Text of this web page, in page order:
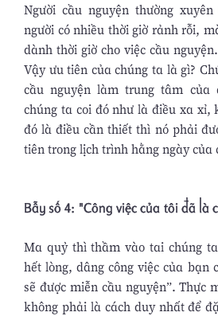
Người cầu nguyện thường
người có nhiều thời giờ rảnh rỗi,
dành thời giờ cho việc cầu
Vậy ưu tiên của chúng ta là gì?
cầu nguyện làm trung tâm của
chúng ta coi đó như là điều xa xỉ,
đó là điều cần thiết thì nó phải
tiên trong lịch trình hằng ngày của
Bẫy số 4: "Công việc của tôi đã là
Ma quỷ thì thầm vào tai chúng
hết lòng, dâng công việc của bạn
sẽ được miễn cầu nguyện”. Thực
không phải là cách duy nhất để